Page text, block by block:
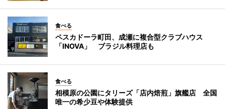
食べる
ペスカドーラ町田、成瀬に複合型クラブハウス
「INOVA」 ブラジル料理店も
食べる
相模原の公園にタリーズ「店内焙煎」旗艦店 全国
唯一の希少豆や体験提供